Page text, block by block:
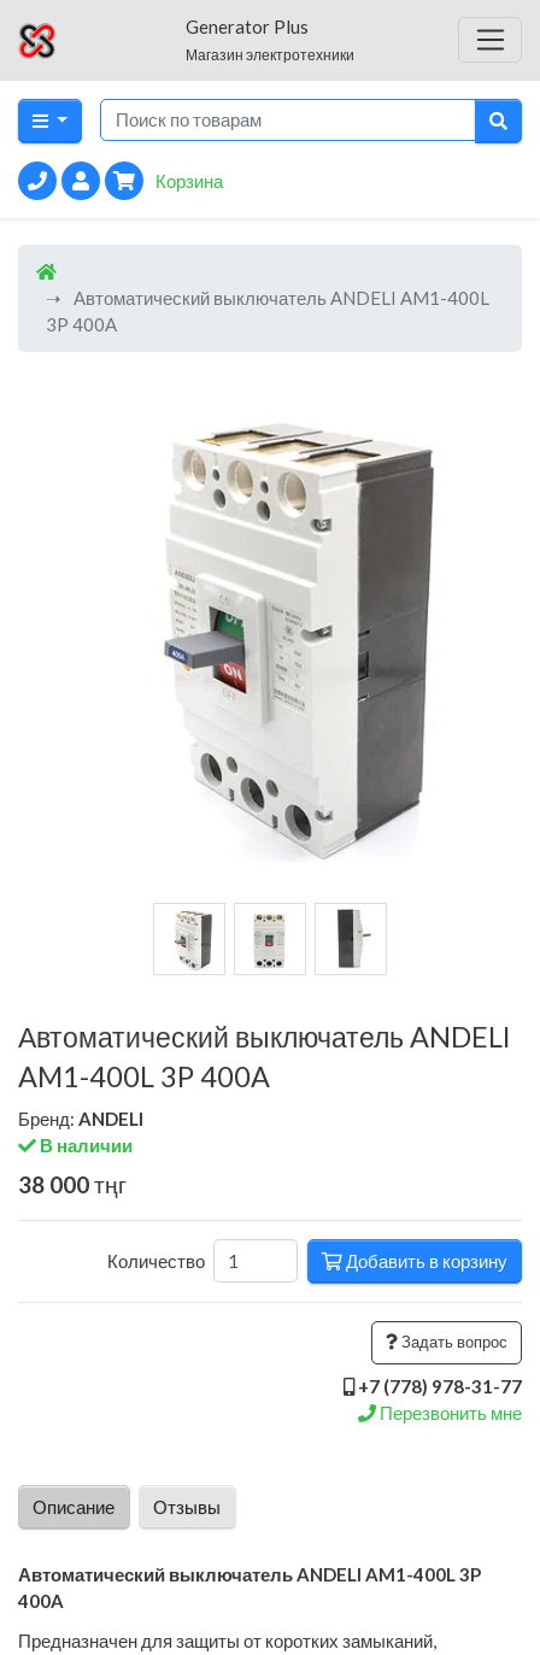
Generator Plus
Магазин электротехники
Корзина
Автоматический выключатель ANDELI AM1-400L
3P 400A
Автоматический выключатель ANDELI
AM1-400L 3P 400A
В наличии
Бренд: ANDELI
38 000тңг
Количество Добавить в корзину
Задать вопрос
+7 (778) 978-31-77
Перезвонить мне
Описание Отзывы
Автоматический выключатель ANDELI AM1-400L 3P
400A
Предназначен для защиты от коротких замыканий,